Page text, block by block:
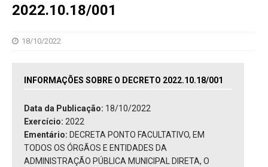
2022.10.18/001
18/10/2022
INFORMAÇÕES SOBRE O DECRETO 2022.10.18/001
Data da Publicação: 18/10/2022
Exercício: 2022
Ementário: DECRETA PONTO FACULTATIVO, EM
TODOS OS ÓRGÃOS E ENTIDADES DA
ADMINISTRAÇÃO PÚBLICA MUNICIPAL DIRETA, O